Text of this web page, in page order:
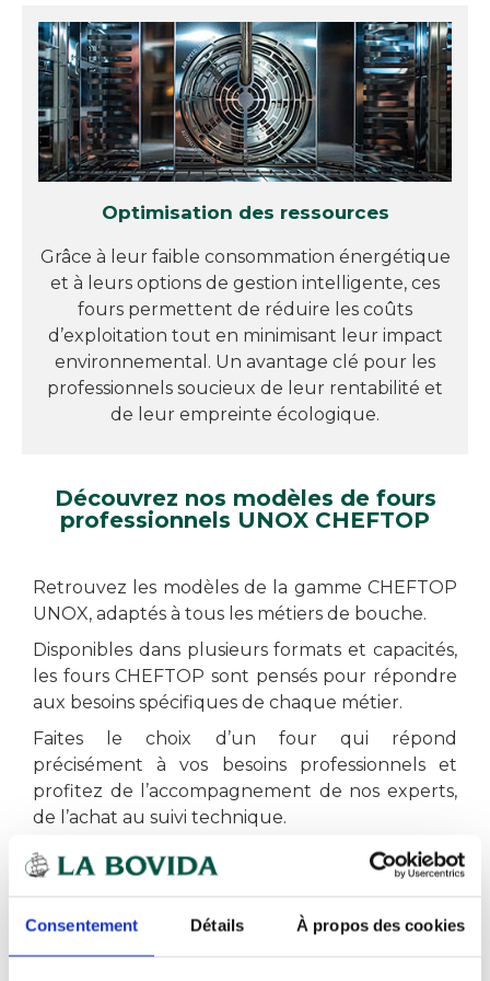
Consentement Détails À propos des cookies
Optimisation des ressources
Grâce à leur faible consommation énergétique
et à leurs options de gestion intelligente, ces
fours permettent de réduire les coûts
d’exploitation tout en minimisant leur impact
environnemental. Un avantage clé pour les
professionnels soucieux de leur rentabilité et
de leur empreinte écologique.
Découvrez nos modèles de fours
professionnels UNOX CHEFTOP
Retrouvez les modèles de la gamme CHEFTOP
UNOX, adaptés à tous les métiers de bouche.
Disponibles dans plusieurs formats et capacités,
les fours CHEFTOP sont pensés pour répondre
aux besoins spécifiques de chaque métier.
Faites le choix d’un four qui répond
précisément à vos besoins professionnels et
profitez de l’accompagnement de nos experts,
de l’achat au suivi technique.
Découvrez tous nos fours CHEFTOP